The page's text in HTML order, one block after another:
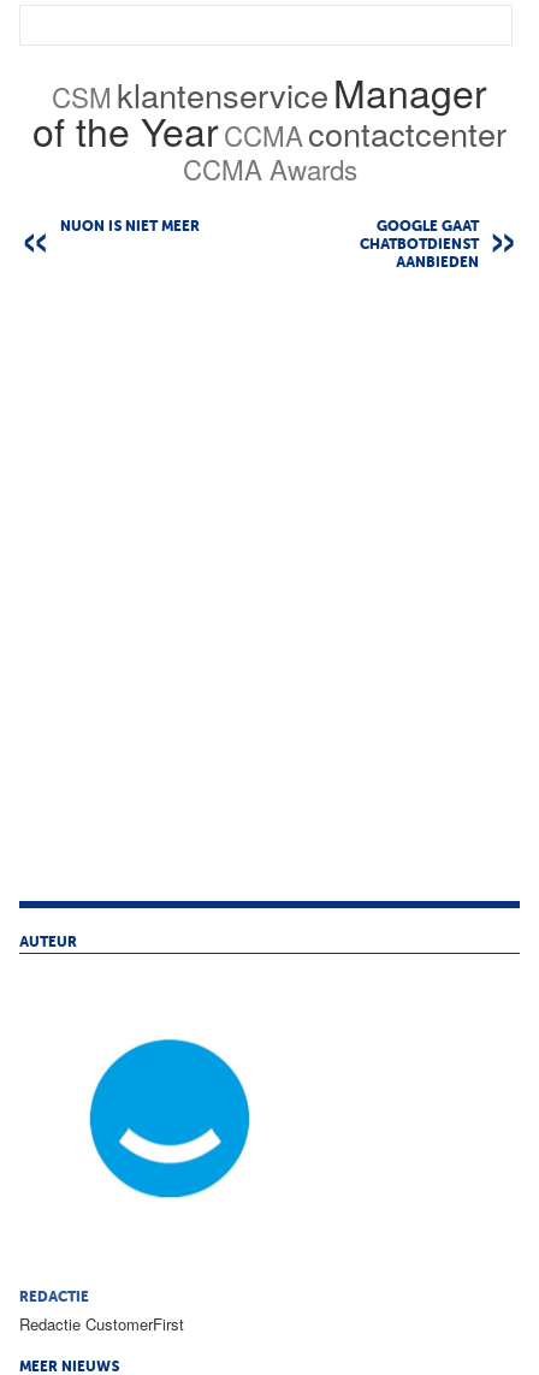
CSM klantenserviceManager
of the YearCCMAcontactcenter
CCMA Awards
NUON IS NIET MEER
GOOGLE GAAT
CHATBOTDIENST
AANBIEDEN
AUTEUR
REDACTIE
Redactie CustomerFirst
MEER NIEUWS